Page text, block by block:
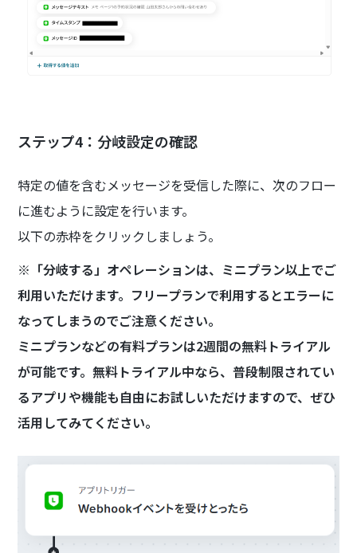
ステップ4：分岐設定の確認
特定の値を含むメッセージを受信した際に、次のフロー
に進むように設定を行います。
以下の赤枠をクリックしましょう。
※「分岐する」オペレーションは、ミニプラン以上でご
利用いただけます。フリープランで利用するとエラーに
なってしまうのでご注意ください。
ミニプランなどの有料プランは2週間の無料トライアル
が可能です。無料トライアル中なら、普段制限されてい
るアプリや機能も自由にお試しいただけますので、ぜひ
活用してみてください。